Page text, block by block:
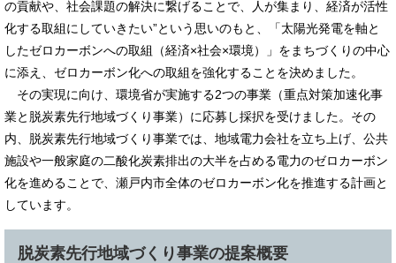
の貢献や、社会課題の解決に繋げることで、人が集まり、経済が活性
化する取組にしていきたい”という思いのもと、「太陽光発電を軸と
したゼロカーボンへの取組（経済×社会×環境）」をまちづくりの中心
に添え、ゼロカーボン化への取組を強化することを決めました。
その実現に向け、環境省が実施する2つの事業（重点対策加速化事
業と脱炭素先行地域づくり事業）に応募し採択を受けました。その
内、脱炭素先行地域づくり事業では、地域電力会社を立ち上げ、公共
施設や一般家庭の二酸化炭素排出の大半を占める電力のゼロカーボン
化を進めることで、瀬戸内市全体のゼロカーボン化を推進する計画と
しています。
​​脱炭素先行地域づくり事業の提案概要